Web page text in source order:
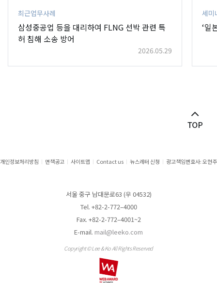
최근업무사례
삼성중공업 등을 대리하여 FLNG 선박 관련 특
허 침해 소송 방어
2026.05.29
세미
‘일
개인정보처리방침 면책공고 사이트맵 Contact us 뉴스레터 신청 광고책임변호사: 오현주
서울 중구 남대문로63 (우 04532)
Tel. +82-2-772–4000
Fax. +82-2-772–4001~2
E-mail. mail@leeko.com
Copyright © Lee & Ko All Rights Reserved